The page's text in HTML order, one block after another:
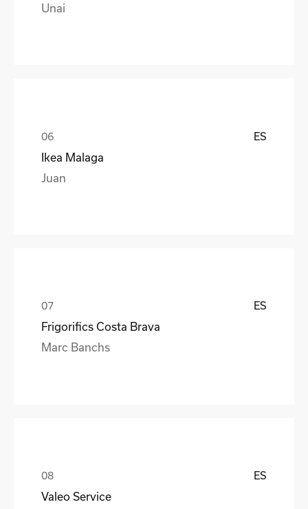
Unai
ES
Ikea Malaga
Juan
ES
Frigorifics Costa Brava
Marc Banchs
ES
Valeo Service